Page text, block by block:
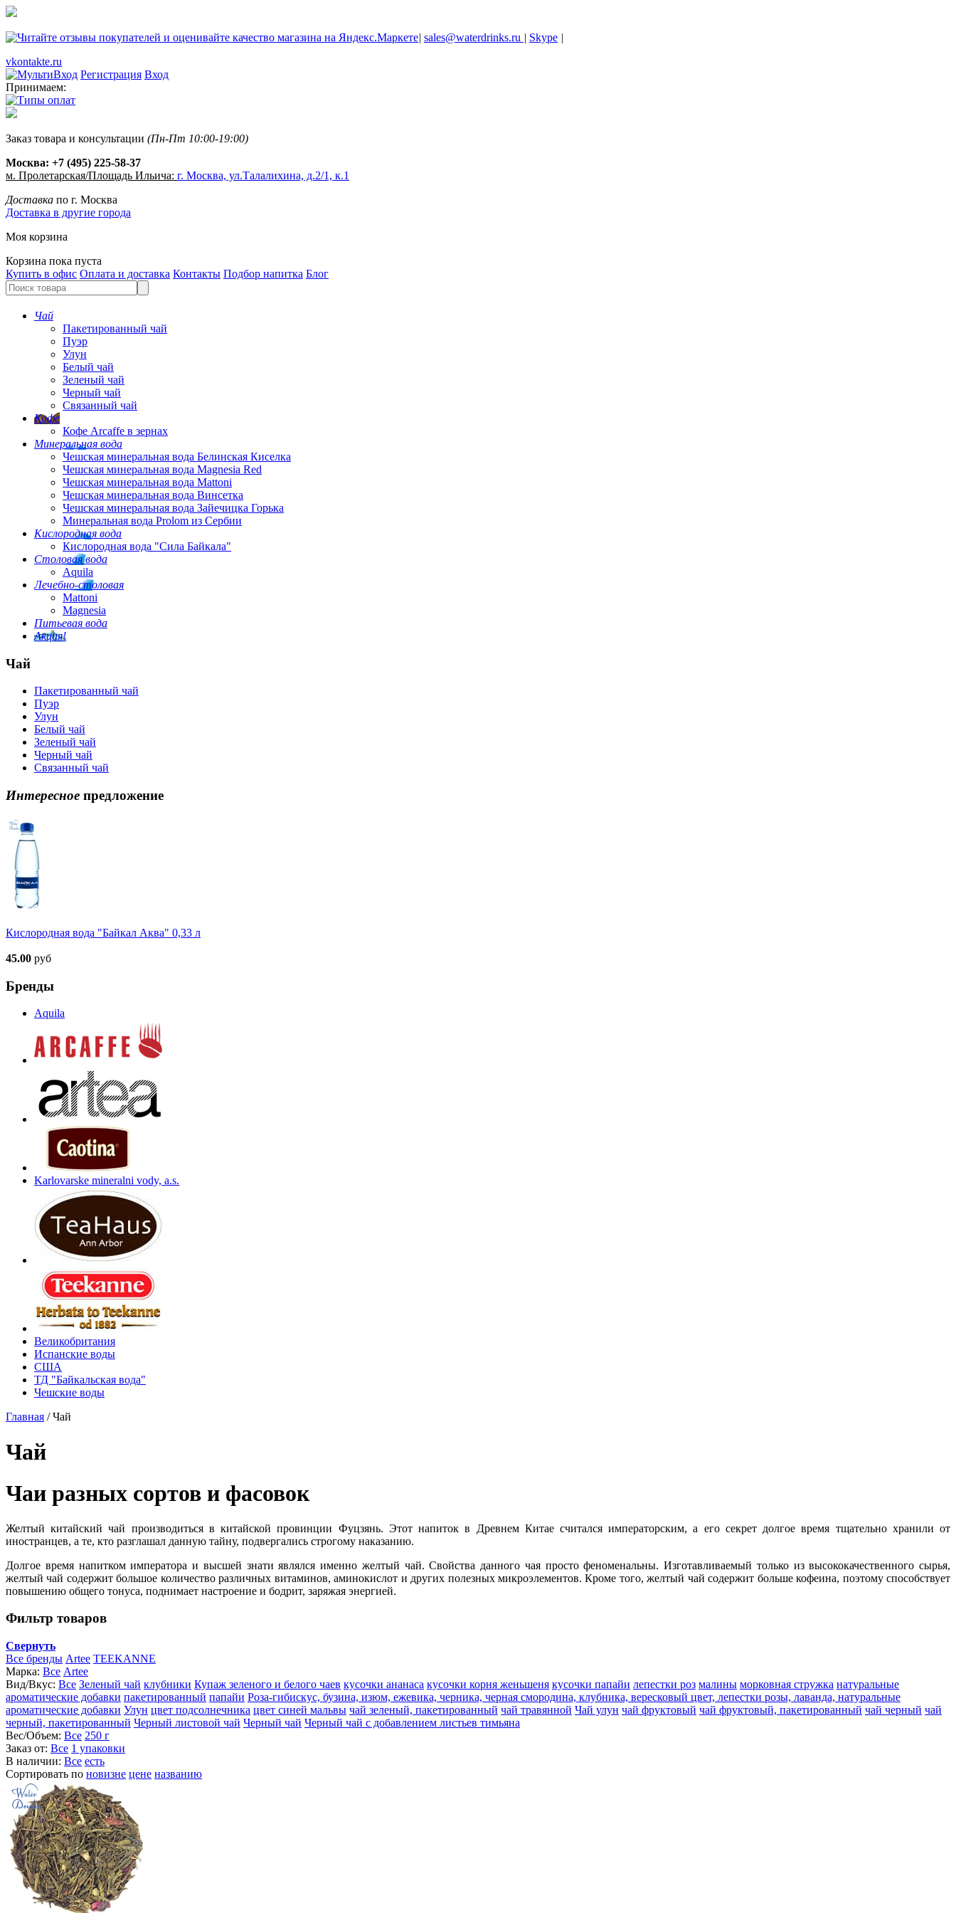
| sales@waterdrinks.ru | Skype |
vkontakte.ru
Регистрация Вход
Принимаем:
Заказ товара и консультации (Пн-Пт 10:00-19:00)
Москва: +7 (495) 225-58-37
м. Пролетарская/Площадь Ильича: г. Москва, ул.Талалихина, д.2/1, к.1
Доставка по г. Москва
Доставка в другие города
Моя корзина
Корзина пока пуста
Купить в офис Оплата и доставка Контакты Подбор напитка Блог
Чай
Пакетированный чай
Пуэр
Улун
Белый чай
Зеленый чай
Черный чай
Связанный чай
Кофе
Кофе Arcaffe в зернах
Минеральная вода
Чешская минеральная вода Белинская Киселка
Чешская минеральная вода Magnesia Red
Чешская минеральная вода Mattoni
Чешская минеральная вода Винсетка
Чешская минеральная вода Зайечицка Горька
Минеральная вода Prolom из Сербии
Кислородная вода
Кислородная вода "Сила Байкала"
Столовая вода
Aquila
Лечебно-столовая
Mattoni
Magnesia
Питьевая вода
Акция!
Чай
Пакетированный чай
Пуэр
Улун
Белый чай
Зеленый чай
Черный чай
Связанный чай
Интересное предложение
Кислородная вода "Байкал Аква" 0,33 л
45.00 руб
Бренды
Aquila
Karlovarske mineralni vody, a.s.
Великобритания
Испанские воды
США
ТД "Байкальская вода"
Чешские воды
Главная /Чай
Чай
Чаи разных сортов и фасовок
Желтый китайский чай производиться в китайской провинции Фуцзянь. Этот напиток в Древнем Китае считался императорским, а его секрет долгое время тщательно хранили от
иностранцев, а те, кто разглашал данную тайну, подвергались строгому наказанию.
Долгое время напитком императора и высшей знати являлся именно желтый чай. Свойства данного чая просто феноменальны. Изготавливаемый только из высококачественного сырья,
желтый чай содержит большое количество различных витаминов, аминокислот и других полезных микроэлементов. Кроме того, желтый чай содержит больше кофеина, поэтому способствует
повышению общего тонуса, поднимает настроение и бодрит, заряжая энергией.
Фильтр товаров
Свернуть
Все бренды Artee TEEKANNE
Марка: Все Artee
Вид/Вкус: Все Зеленый чай клубники Купаж зеленого и белого чаев кусочки ананаса кусочки корня женьшеня кусочки папайи лепестки роз малины морковная стружка натуральные
ароматические добавки пакетированный папайи Роза-гибискус, бузина, изюм, ежевика, черника, черная смородина, клубника, вересковый цвет, лепестки розы, лаванда, натуральные
ароматические добавки Улун цвет подсолнечника цвет синей мальвы чай зеленый, пакетированный чай травянной Чай улун чай фруктовый чай фруктовый, пакетированный чай черный чай
черный, пакетированный Черный листовой чай Черный чай Черный чай с добавлением листьев тимьяна
Вес/Объем: Все 250 г
Заказ от: Все 1 упаковки
В наличии: Все есть
Сортировать по новизне цене названию